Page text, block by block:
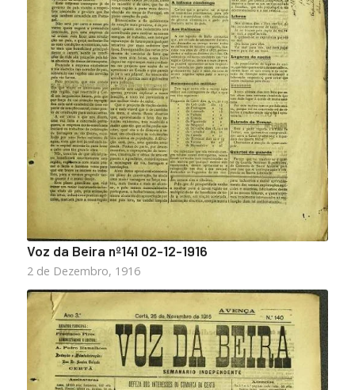
Voz da Beira nº141 02-12-1916
2 de Dezembro, 1916